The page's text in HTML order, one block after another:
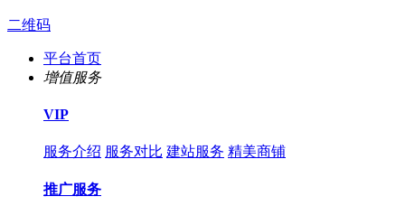
二维码
平台首页
增值服务
VIP
服务介绍 服务对比 建站服务 精美商铺
推广服务